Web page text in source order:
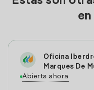
Oficina
Marques De
Abierta ahora